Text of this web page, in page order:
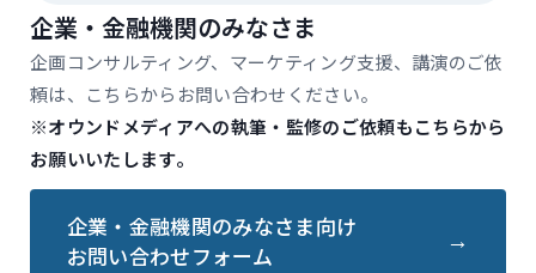
企業・金融機関のみなさま
企画コンサルティング、マーケティング支援、講演のご依
頼は、こちらからお問い合わせください。
※オウンドメディアへの執筆・監修のご依頼もこちらから
お願いいたします。
企業・金融機関のみなさま向け
お問い合わせフォーム